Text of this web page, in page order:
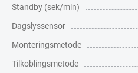
Standby (sek/min)
Dagslyssensor
Monteringsmetode
Tilkoblingsmetode